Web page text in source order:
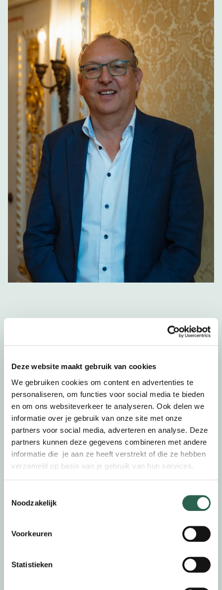
Deze website maakt gebruik van cookies
We gebruiken cookies om content en advertenties te
personaliseren, om functies voor social media te bieden
en om ons websiteverkeer te analyseren. Ook delen we
informatie over je gebruik van onze site met onze
partners voor social media, adverteren en analyse. Deze
partners kunnen deze gegevens combineren met andere
informatie die je aan ze heeft verstrekt of die ze hebben
verzameld op basis van je gebruik van hun services.
Noodzakelijk
Voorkeuren
Statistieken
Meer weten? Neem contact op
met Camiel Weijzen over het
Bergkwartier
Camiel helpt Amersfoortse bedrijven graag
verder te groeien. Dat doet hij door
belemmeringen weg te nemen en
ondernemers de weg te wijzen. Goed voor
de bedrijven, goed voor de stad: de
Amersfoort en meer mensen kunnen aan het
werk in de regio. ‘Ik heb mijn voelsprieten
‘Ik ben zelf ondernemer geweest. Het maakt dat